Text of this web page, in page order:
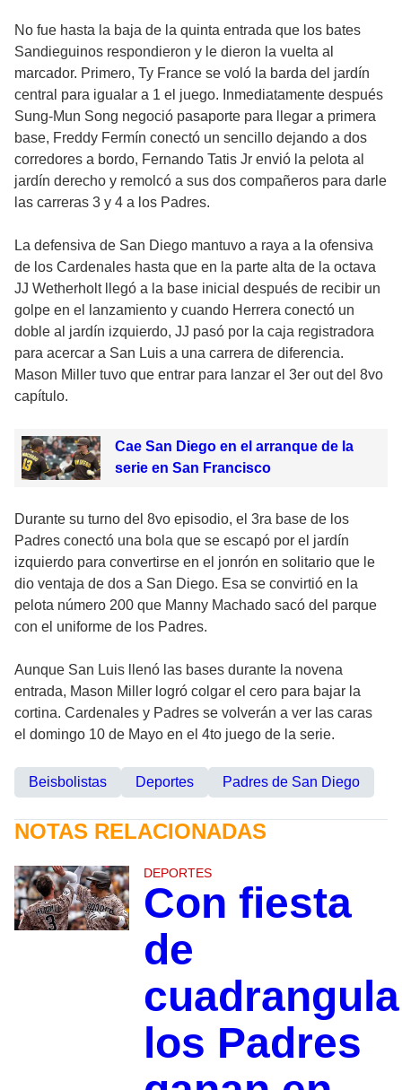
No fue hasta la baja de la quinta entrada que los bates
Sandieguinos respondieron y le dieron la vuelta al
marcador. Primero, Ty France se voló la barda del jardín
central para igualar a 1 el juego. Inmediatamente después
Sung-Mun Song negoció pasaporte para llegar a primera
base, Freddy Fermín conectó un sencillo dejando a dos
corredores a bordo, Fernando Tatis Jr envió la pelota al
jardín derecho y remolcó a sus dos compañeros para darle
las carreras 3 y 4 a los Padres.
La defensiva de San Diego mantuvo a raya a la ofensiva
de los Cardenales hasta que en la parte alta de la octava
JJ Wetherholt llegó a la base inicial después de recibir un
golpe en el lanzamiento y cuando Herrera conectó un
doble al jardín izquierdo, JJ pasó por la caja registradora
para acercar a San Luis a una carrera de diferencia.
Mason Miller tuvo que entrar para lanzar el 3er out del 8vo
capítulo.
Cae San Diego en el arranque de la
serie en San Francisco
Durante su turno del 8vo episodio, el 3ra base de los
Padres conectó una bola que se escapó por el jardín
izquierdo para convertirse en el jonrón en solitario que le
dio ventaja de dos a San Diego. Esa se convirtió en la
pelota número 200 que Manny Machado sacó del parque
con el uniforme de los Padres.
Aunque San Luis llenó las bases durante la novena
entrada, Mason Miller logró colgar el cero para bajar la
cortina. Cardenales y Padres se volverán a ver las caras
el domingo 10 de Mayo en el 4to juego de la serie.
Beisbolistas Deportes Padres de San Diego
NOTAS RELACIONADAS
DEPORTES
Con fiesta
de
los Padres